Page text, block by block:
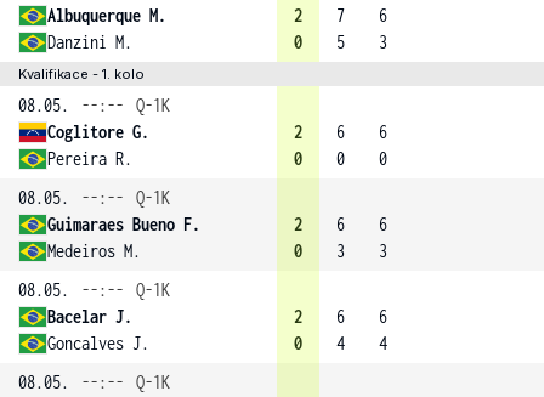
Albuquerque M.
Danzini M.
2
0
7
5
6
3
Kvalifikace - 1. kolo
08.05. --:--
Q-1K
Coglitore G.
Pereira R.
2
0
6
0
6
0
08.05.
--:--
Q-1K
Guimaraes Bueno F.
Medeiros M.
2
0
6
3
6
3
08.05.
--:--
Q-1K
Bacelar J.
Goncalves J.
2
0
6
4
6
4
08.05.
--:--
Q-1K